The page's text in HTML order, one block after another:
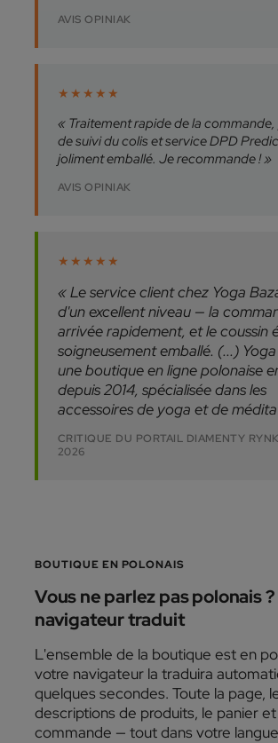
AVIS OPINIAK
★★★★★
« Traitement rapide de la
de suivi du colis et service DPD
joliment emballé. Je recommande ! »
AVIS OPINIAK
★★★★★
« Le service client chez Yoga
d'un excellent niveau — la
arrivée rapidement, et le coussin
soigneusement emballé. (...)
une boutique en ligne polonaise
depuis 2014, spécialisée dans les
accessoires de yoga et de
CRITIQUE DU PORTAIL DIAMENTY
2026
BOUTIQUE EN POLONAIS
Vous ne parlez pas polonais
navigateur traduit
L'ensemble de la boutique est en
votre navigateur la traduira
quelques secondes. Toute la page,
descriptions de produits, le panier et
commande — tout dans votre